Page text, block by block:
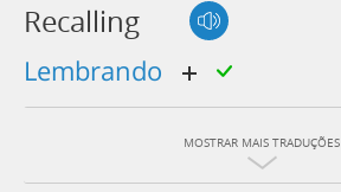
Recalling
lembrando
MOSTRAR MAIS TRADUÇÕES